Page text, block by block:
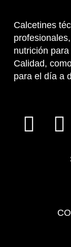
Calcetines
nutrición
Calidad,
para el día a